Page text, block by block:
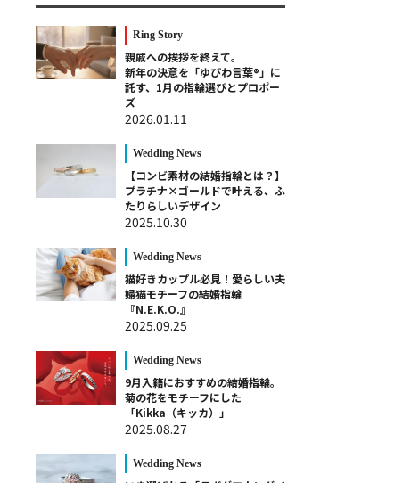
Ring Story
親戚への挨拶を終えて。
新年の決意を「ゆびわ言葉®」に
託す、1月の指輪選びとプロポー
ズ
2026.01.11
Wedding News
【コンビ素材の結婚指輪とは？】
プラチナ×ゴールドで叶える、ふ
たりらしいデザイン
2025.10.30
Wedding News
猫好きカップル必見！愛らしい夫
婦猫モチーフの結婚指輪
『N.E.K.O.』
2025.09.25
Wedding News
9月入籍におすすめの結婚指輪。
菊の花をモチーフにした
「Kikka（キッカ）」
2025.08.27
Wedding News